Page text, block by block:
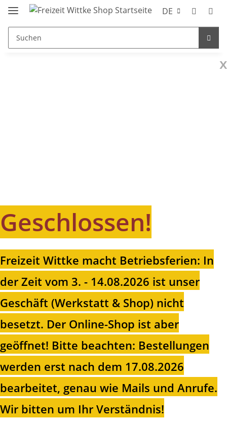
DE
x
Geschlossen!
Freizeit Wittke macht Betriebsferien: In
der Zeit vom 3. - 14.08.2026 ist unser
Geschäft (Werkstatt & Shop) nicht
besetzt. Der Online-Shop ist aber
geöffnet! Bitte beachten: Bestellungen
werden erst nach dem 17.08.2026
bearbeitet, genau wie Mails und Anrufe.
Wir bitten um Ihr Verständnis!